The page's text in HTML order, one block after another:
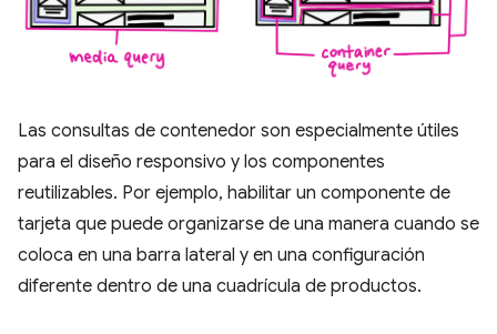
Las consultas de contenedor son especialmente útiles
para el diseño responsivo y los componentes
reutilizables. Por ejemplo, habilitar un componente de
tarjeta que puede organizarse de una manera cuando se
coloca en una barra lateral y en una configuración
diferente dentro de una cuadrícula de productos.